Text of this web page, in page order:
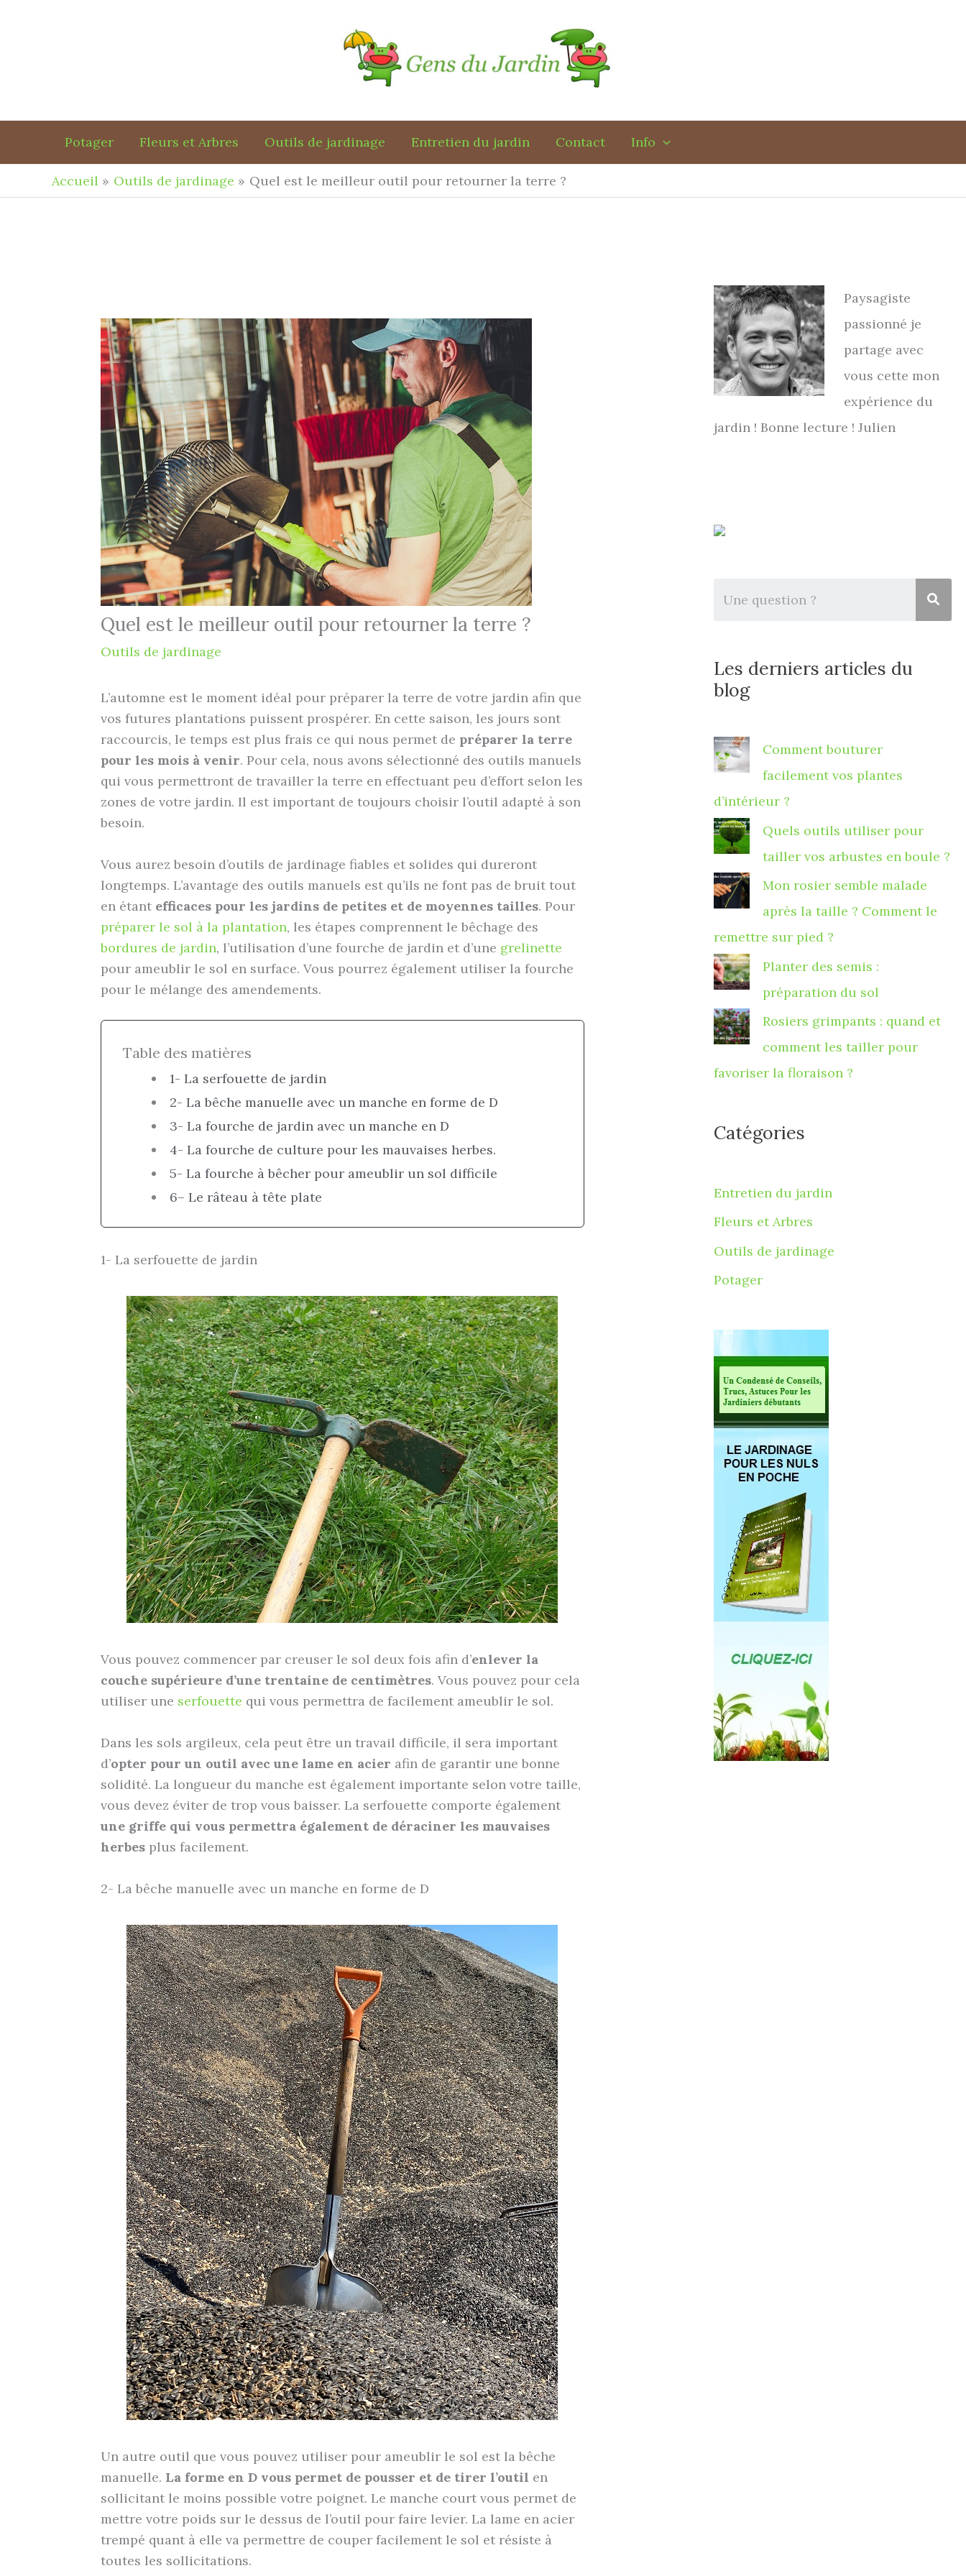
Potager Fleurs et Arbres Outils de jardinage Entretien du jardin Contact Info
Accueil Outils de jardinage Quel est le meilleur outil pour retourner la terre ?
Quel est le meilleur outil pour retourner la terre ?
Outils de jardinage
L’automne est le moment idéal pour préparer la terre de votre jardin afin que
vos futures plantations puissent prospérer. En cette saison, les jours sont
raccourcis, le temps est plus frais ce qui nous permet de préparer la terre
pour les mois à venir. Pour cela, nous avons sélectionné des outils manuels
qui vous permettront de travailler la terre en effectuant peu d’effort selon les
zones de votre jardin. Il est important de toujours choisir l’outil adapté à son
besoin.
Vous aurez besoin d’outils de jardinage fiables et solides qui dureront
longtemps. L’avantage des outils manuels est qu’ils ne font pas de bruit tout
en étant efficaces pour les jardins de petites et de moyennes tailles. Pour
préparer le sol à la plantation, les étapes comprennent le bêchage des
bordures de jardin, l’utilisation d’une fourche de jardin et d’une grelinette
pour ameublir le sol en surface. Vous pourrez également utiliser la fourche
pour le mélange des amendements.
Table des matières
1- La serfouette de jardin
2- La bêche manuelle avec un manche en forme de D
3- La fourche de jardin avec un manche en D
4- La fourche de culture pour les mauvaises herbes.
5- La fourche à bêcher pour ameublir un sol difficile
6– Le râteau à tête plate
1- La serfouette de jardin
Vous pouvez commencer par creuser le sol deux fois afin d’enlever la
couche supérieure d’une trentaine de centimètres. Vous pouvez pour cela
utiliser une serfouette qui vous permettra de facilement ameublir le sol.
Dans les sols argileux, cela peut être un travail difficile, il sera important
d’opter pour un outil avec une lame en acier afin de garantir une bonne
solidité. La longueur du manche est également importante selon votre taille,
vous devez éviter de trop vous baisser. La serfouette comporte également
une griffe qui vous permettra également de déraciner les mauvaises
herbes plus facilement.
2- La bêche manuelle avec un manche en forme de D
Un autre outil que vous pouvez utiliser pour ameublir le sol est la bêche
manuelle. La forme en D vous permet de pousser et de tirer l’outil en
sollicitant le moins possible votre poignet. Le manche court vous permet de
mettre votre poids sur le dessus de l’outil pour faire levier. La lame en acier
trempé quant à elle va permettre de couper facilement le sol et résiste à
toutes les sollicitations.
Paysagiste
passionné je
partage avec
vous cette mon
expérience du
jardin ! Bonne lecture ! Julien
Les derniers articles du
blog
Comment bouturer
facilement vos plantes
d’intérieur ?
Quels outils utiliser pour
tailler vos arbustes en boule ?
Mon rosier semble malade
après la taille ? Comment le
remettre sur pied ?
Planter des semis :
préparation du sol
Rosiers grimpants : quand et
comment les tailler pour
favoriser la floraison ?
Catégories
Entretien du jardin
Fleurs et Arbres
Outils de jardinage
Potager